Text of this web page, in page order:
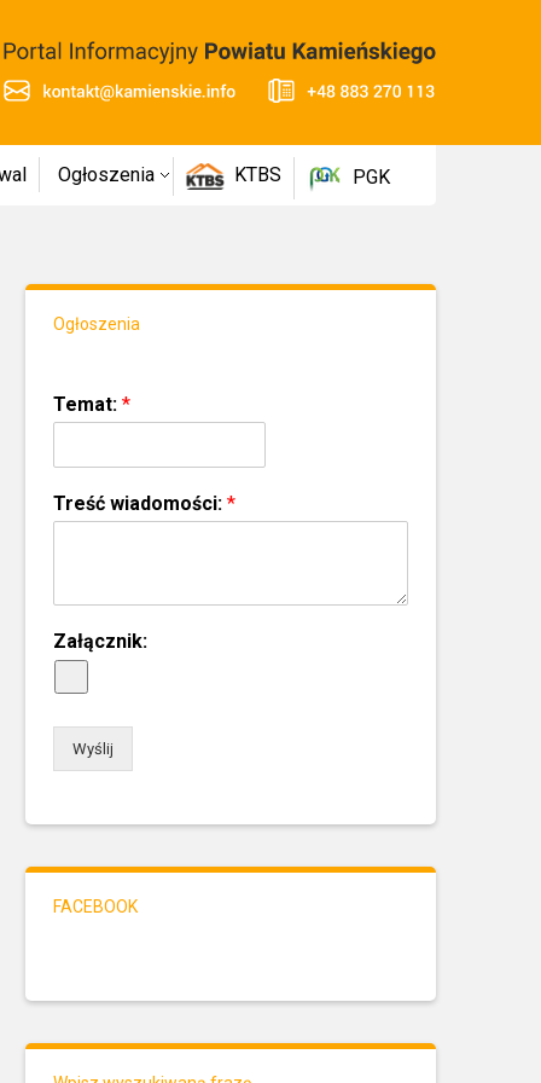
Ogłoszenia KTBS PGK
Ogłoszenia
Temat: *
Treść wiadomości: *
Załącznik:
Wyślij
FACEBOOK